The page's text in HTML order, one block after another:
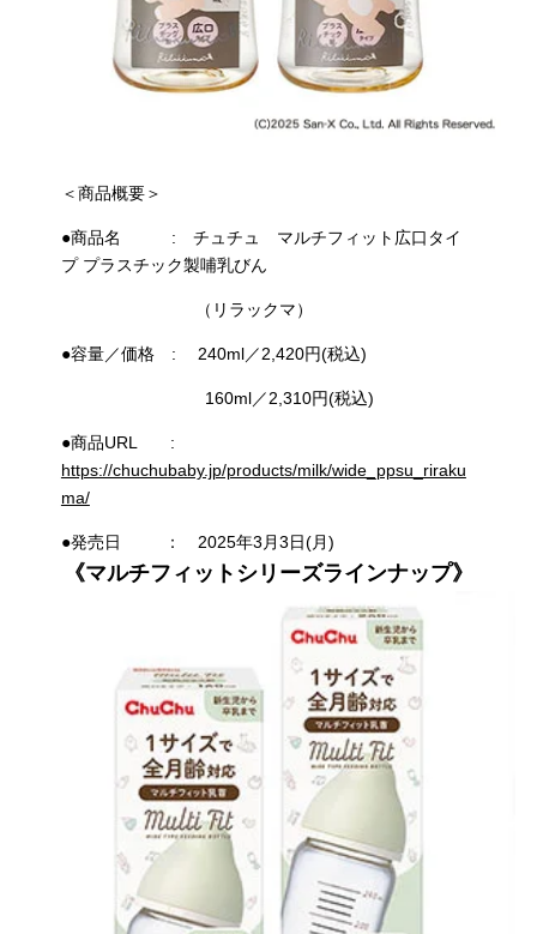
＜商品概要＞
●商品名 : チュチュ マルチフィット広口タイ
プ プラスチック製哺乳びん
（リラックマ）
●容量／価格 : 240ml／2,420円(税込)
160ml／2,310円(税込)
●商品URL :
https://chuchubaby.jp/products/milk/wide_ppsu_riraku
ma/
●発売日 ： 2025年3月3日(月)
《マルチフィットシリーズラインナップ》